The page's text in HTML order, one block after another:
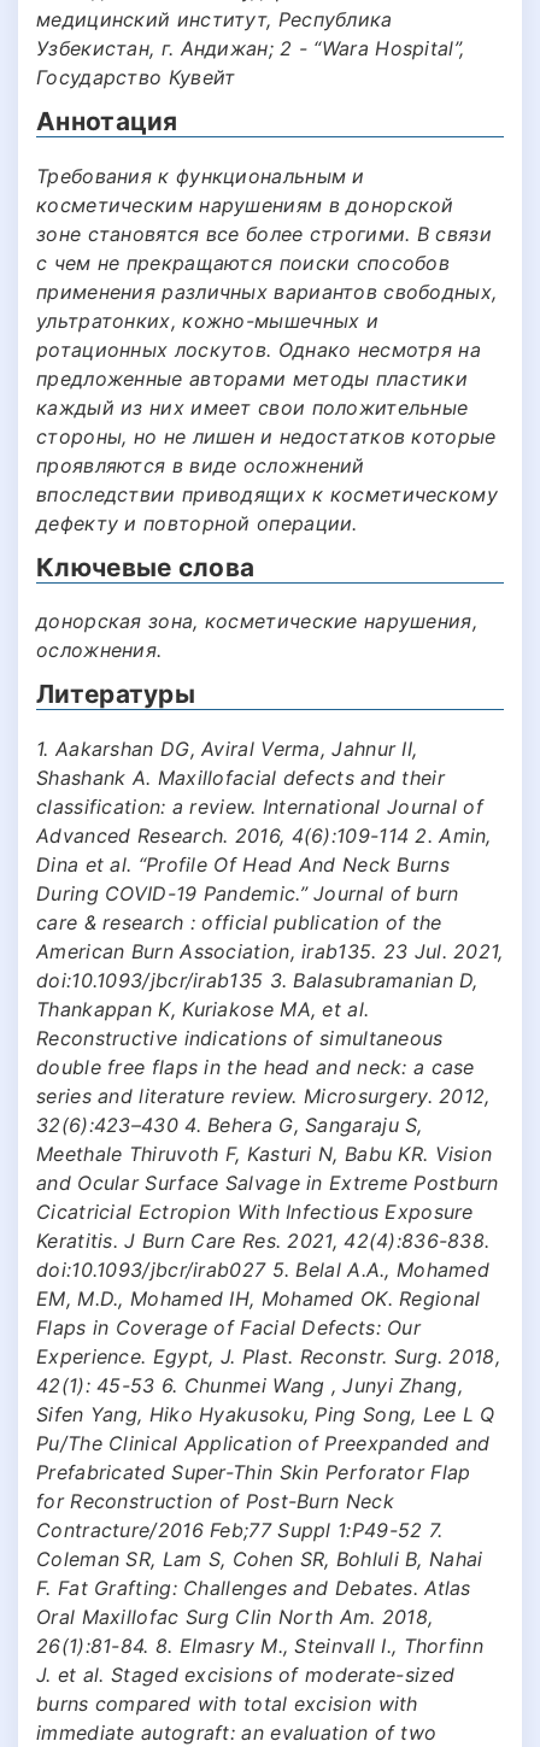
медицинский институт, Республика
Узбекистан, г. Андижан; 2 - “Wara Hospital”,
Государство Кувейт
Аннотация
Требования к функциональным и
косметическим нарушениям в донорской
зоне становятся все более строгими. В связи
с чем не прекращаются поиски способов
применения различных вариантов свободных,
ультратонких, кожно-мышечных и
ротационных лоскутов. Однако несмотря на
предложенные авторами методы пластики
каждый из них имеет свои положительные
стороны, но не лишен и недостатков которые
проявляются в виде осложнений
впоследствии приводящих к косметическому
дефекту и повторной операции.
Ключевые слова
донорская зона, косметические нарушения,
осложнения.
Литературы
1. Aakarshan DG, Aviral Verma, Jahnur II,
Shashank A. Maxillofacial defects and their
classification: a review. International Journal of
Advanced Research. 2016, 4(6):109-114 2. Amin,
Dina et al. “Profile Of Head And Neck Burns
During COVID-19 Pandemic.” Journal of burn
care & research : official publication of the
American Burn Association, irab135. 23 Jul. 2021,
doi:10.1093/jbcr/irab135 3. Balasubramanian D,
Thankappan K, Kuriakose MA, et al.
Reconstructive indications of simultaneous
double free flaps in the head and neck: a case
series and literature review. Microsurgery. 2012,
32(6):423–430 4. Behera G, Sangaraju S,
Meethale Thiruvoth F, Kasturi N, Babu KR. Vision
and Ocular Surface Salvage in Extreme Postburn
Cicatricial Ectropion With Infectious Exposure
Keratitis. J Burn Care Res. 2021, 42(4):836-838.
doi:10.1093/jbcr/irab027 5. Belal A.A., Mohamed
EM, M.D., Mohamed IH, Mohamed OK. Regional
Flaps in Coverage of Facial Defects: Our
Experience. Egypt, J. Plast. Reconstr. Surg. 2018,
42(1): 45-53 6. Chunmei Wang , Junyi Zhang,
Sifen Yang, Hiko Hyakusoku, Ping Song, Lee L Q
Pu/The Clinical Application of Preexpanded and
Prefabricated Super-Thin Skin Perforator Flap
for Reconstruction of Post-Burn Neck
Contracture/2016 Feb;77 Suppl 1:P49-52 7.
Coleman SR, Lam S, Cohen SR, Bohluli B, Nahai
F. Fat Grafting: Challenges and Debates. Atlas
Oral Maxillofac Surg Clin North Am. 2018,
26(1):81-84. 8. Elmasry M., Steinvall I., Thorfinn
J. et al. Staged excisions of moderate-sized
burns compared with total excision with
immediate autograft: an evaluation of two